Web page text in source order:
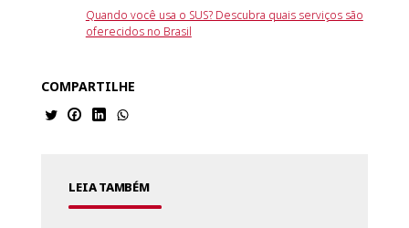
Quando você usa o SUS? Descubra quais serviços são
oferecidos no Brasil
COMPARTILHE
LEIA TAMBÉM